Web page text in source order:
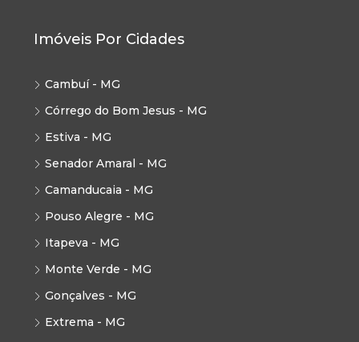
Imóveis Por Cidades
Cambuí - MG
Córrego do Bom Jesus - MG
Estiva - MG
Senador Amaral - MG
Camanducaia - MG
Pouso Alegre - MG
Itapeva - MG
Monte Verde - MG
Gonçalves - MG
Extrema - MG